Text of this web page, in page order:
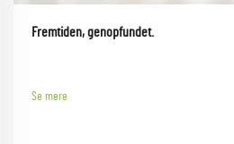
Fremtiden, genopfundet.
Se mere